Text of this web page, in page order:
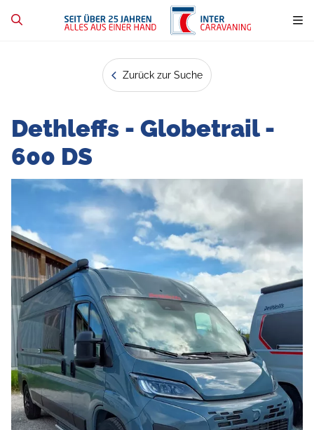
Zurück zur Suche
Dethleffs - Globetrail -
600 DS